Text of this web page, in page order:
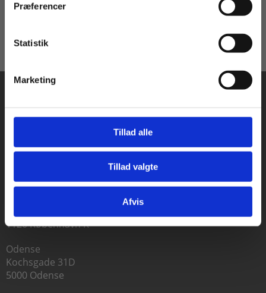
Præferencer
Statistik
Marketing
Tillad alle
Tillad valgte
Afvis
1120 København K
Odense
Kochsgade 31D
5000 Odense
Gå til praxisOnline